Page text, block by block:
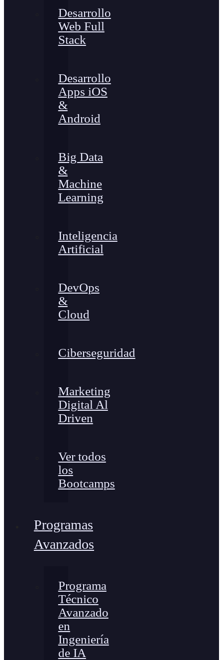
Desarrollo
Web Full
Stack
Desarrollo
Apps iOS
&
Android
Big Data
&
Machine
Learning
Inteligencia
Artificial
DevOps
&
Cloud
Ciberseguridad
Marketing
Digital Al
Driven
Ver todos
los
Bootcamps
Programas
Avanzados
Programa
Técnico
Avanzado
en
Ingeniería
de IA